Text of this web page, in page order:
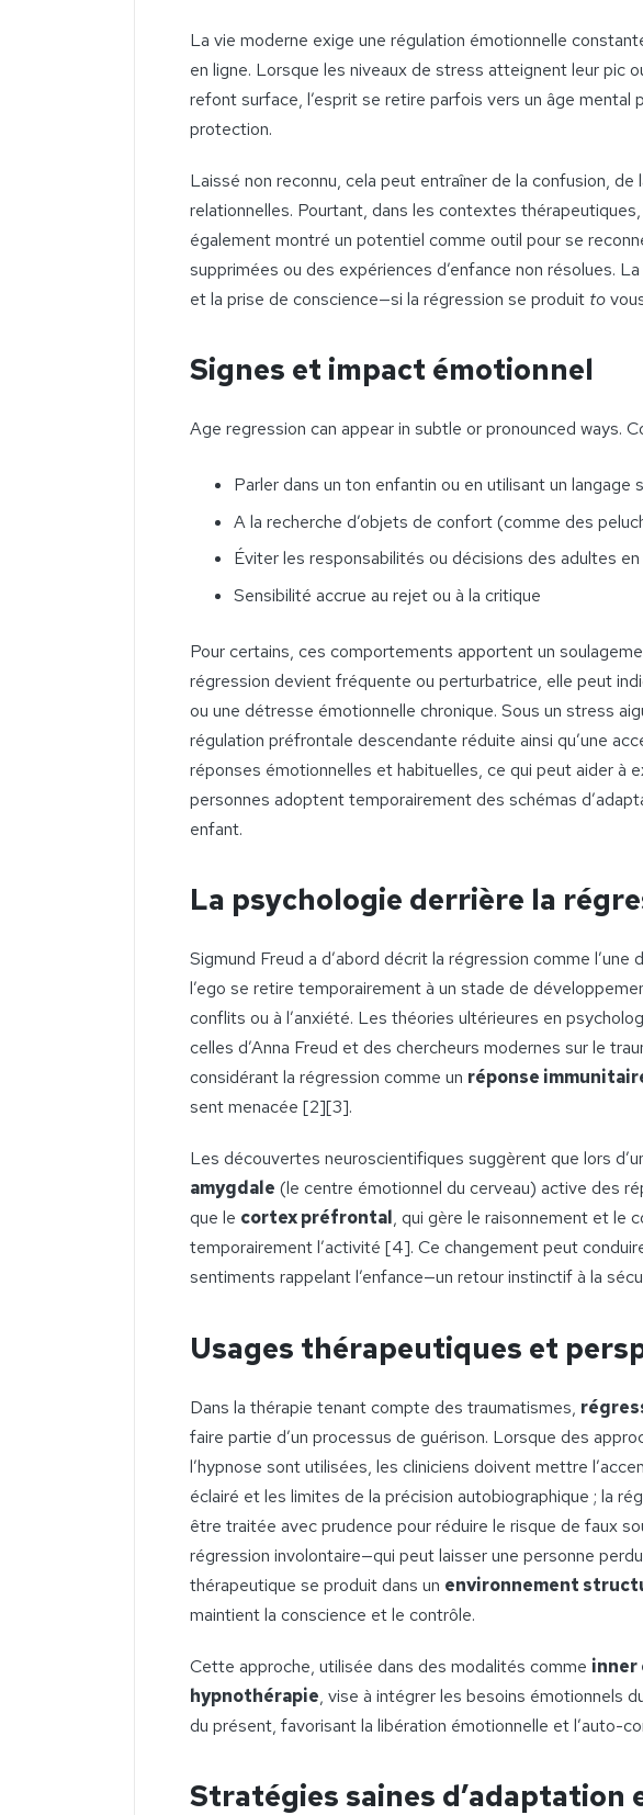
La vie moderne exige une régulation émotionnelle
en ligne. Lorsque les niveaux de stress atteignent leur pic
refont surface, l’esprit se retire parfois vers un âge mental
protection.
Laissé non reconnu, cela peut entraîner de la confusion,
relationnelles. Pourtant, dans les contextes thérapeutiques,
également montré un potentiel comme outil pour se
supprimées ou des expériences d’enfance non résolues.
et la prise de conscience—si la régression se produit to
Signes et impact émotionnel
Age regression can appear in subtle or pronounced ways.
Parler dans un ton enfantin ou en utilisant un langage
A la recherche d’objets de confort (comme des
Éviter les responsabilités ou décisions des adultes
Sensibilité accrue au rejet ou à la critique
Pour certains, ces comportements apportent un
régression devient fréquente ou perturbatrice, elle peut
ou une détresse émotionnelle chronique. Sous un stress
régulation préfrontale descendante réduite ainsi qu’une
réponses émotionnelles et habituelles, ce qui peut aider à
personnes adoptent temporairement des schémas
enfant.
La psychologie derrière la
Sigmund Freud a d’abord décrit la régression comme l’une
l’ego se retire temporairement à un stade de
conflits ou à l’anxiété. Les théories ultérieures en
celles d’Anna Freud et des chercheurs modernes sur le
considérant la régression comme un réponse
sent menacée [2][3].
Les découvertes neuroscientifiques suggèrent que lors
amygdale (le centre émotionnel du cerveau) active des
que le cortex préfrontal, qui gère le raisonnement et le
temporairement l’activité [4]. Ce changement peut
sentiments rappelant l’enfance—un retour instinctif à la
Usages thérapeutiques et
Dans la thérapie tenant compte des traumatismes,
faire partie d’un processus de guérison. Lorsque des
l’hypnose sont utilisées, les cliniciens doivent mettre
éclairé et les limites de la précision autobiographique ; la
être traitée avec prudence pour réduire le risque de faux
régression involontaire—qui peut laisser une personne
thérapeutique se produit dans un environnement
maintient la conscience et le contrôle.
Cette approche, utilisée dans des modalités comme inner
hypnothérapie, vise à intégrer les besoins émotionnels
du présent, favorisant la libération émotionnelle et l’auto-
Stratégies saines d’adaptation